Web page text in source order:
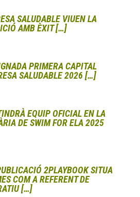
SALUDABLE VIUEN LA
AMB ÈXIT […]
PRIMERA CAPITAL
SALUDABLE 2026 […]
EQUIP OFICIAL EN LA
DE SWIM FOR ELA 2025
2PLAYBOOK SITUA
COM A REFERENT DE
[…]